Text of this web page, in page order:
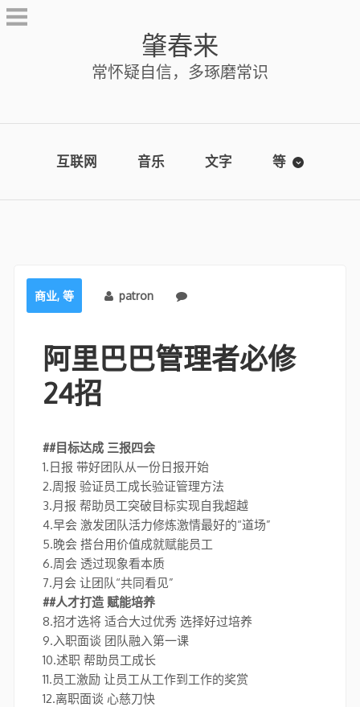
Skip
to
肇春来
常怀疑自信，多琢磨常识
互联网 音乐 文字 等
商业, 等 patron
阿里巴巴管理者必修
24招
##目标达成 三报四会
1.日报 带好团队从一份日报开始
2.周报 验证员工成长验证管理方法
3.月报 帮助员工突破目标实现自我超越
4.早会 激发团队活力修炼激情最好的“道场”
5.晚会 搭台用价值成就赋能员工
6.周会 透过现象看本质
7.月会 让团队“共同看见”
##人才打造 赋能培养
8.招才选将 适合大过优秀 选择好过培养
9.入职面谈 团队融入第一课
10.述职 帮助员工成长
11.员工激励 让员工从工作到工作的奖赏
12.离职面谈 心慈刀快